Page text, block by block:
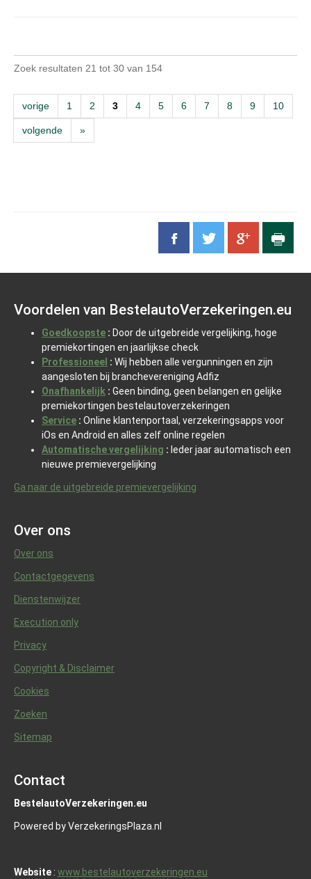
Zoek resultaten 21 tot 30 van 154
vorige 1 2 3 4 5 6 7 8 9 10
volgende »
Voordelen van BestelautoVerzekeringen.eu
Goedkoopste : Door de uitgebreide vergelijking, hoge
premiekortingen en jaarlijkse check
Professioneel : Wij hebben alle vergunningen en zijn
aangesloten bij branchevereniging Adfiz
Onafhankelijk : Geen binding, geen belangen en gelijke
premiekortingen bestelautoverzekeringen
Service : Online klantenportaal, verzekeringsapps voor
iOs en Android en alles zelf online regelen
Automatische vergelijking : Ieder jaar automatisch een
nieuwe premievergelijking
Ga naar de uitgebreide premievergelijking
Over ons
Over ons
Contactgegevens
Dienstenwijzer
Execution only
Privacy
Copyright & Disclaimer
Cookies
Zoeken
Sitemap
Contact
BestelautoVerzekeringen.eu
Powered by VerzekeringsPlaza.nl
Website : www.bestelautoverzekeringen.eu